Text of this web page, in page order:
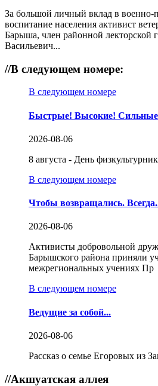
За большой личный вклад в военно-
воспитание населения активист
Барыша, член районной лекторской
Васильевич...
//В следующем номере:
В следующем номере
Быстрые! Высокие!
2026-08-06
8 августа - День
В следующем номере
Чтобы возвращались.
2026-08-06
Активисты добровольной
Барышского района приняли
межрегиональных учениях Пр
В следующем номере
Ведущие за собой...
2026-08-06
Рассказ о семье Егоровых из
//Акшуатская аллея